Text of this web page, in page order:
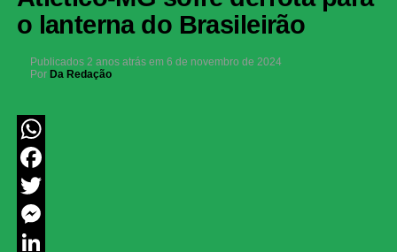
o lanterna do Brasileirão
Publicados 2 anos atrás em 6 de novembro de 2024
Por Da Redação
WhatsApp
Facebook
Twitter
Messenger